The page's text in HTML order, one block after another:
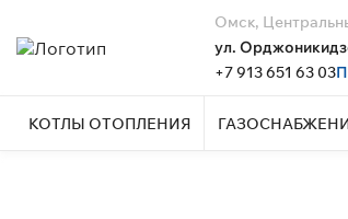
Омск,
ул.
+7 913 651 63 03
КОТЛЫ ОТОПЛЕНИЯ